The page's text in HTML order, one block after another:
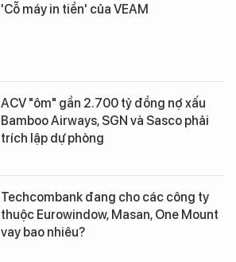
'Cỗ máy in tiền' của VEAM
ACV "ôm" gần 2.700 tỷ đồng nợ xấu
Bamboo Airways, SGN và Sasco phải
trích lập dự phòng
Techcombank đang cho các công ty
thuộc Eurowindow, Masan, One Mount
vay bao nhiêu?